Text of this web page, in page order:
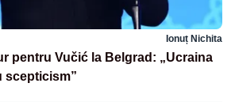
Ionuț Nichita
pentru Vučić la Belgrad: „Ucraina
scepticism”